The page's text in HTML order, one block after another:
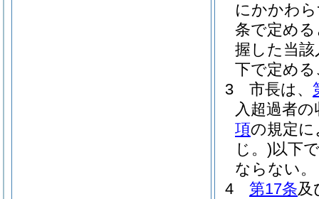
にかかわ
条で定め
握した当
下で定め
3
市長は、
入超過者
項の規定
じ。)以下
ならない。
4
第17条及